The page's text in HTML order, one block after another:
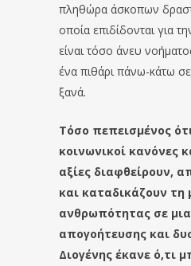
πληθώρα άσκοπων
οποία επιδίδονται για
είναι τόσο άνευ
ένα πιθάρι πάνω-κάτω
ξανά.
Τόσο πεπεισμένος
κοινωνικοί κανόνες
αξίες διαφθείρουν,
και καταδικάζουν τη
ανθρωπότητας σε
απογοήτευσης και
Διογένης έκανε ό,τι